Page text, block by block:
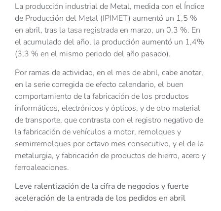
La producción industrial de Metal, medida con el Índice
de Producción del Metal (IPIMET) aumentó un 1,5 %
en abril, tras la tasa registrada en marzo, un 0,3 %. En
el acumulado del año, la producción aumentó un 1,4%
(3,3 % en el mismo periodo del año pasado).
Por ramas de actividad, en el mes de abril, cabe anotar,
en la serie corregida de efecto calendario, el buen
comportamiento de la fabricación de los productos
informáticos, electrónicos y ópticos, y de otro material
de transporte, que contrasta con el registro negativo de
la fabricación de vehículos a motor, remolques y
semirremolques por octavo mes consecutivo, y el de la
metalurgia, y fabricación de productos de hierro, acero y
ferroaleaciones.
Leve ralentización de la cifra de negocios y fuerte
aceleración de la entrada de los pedidos en abril